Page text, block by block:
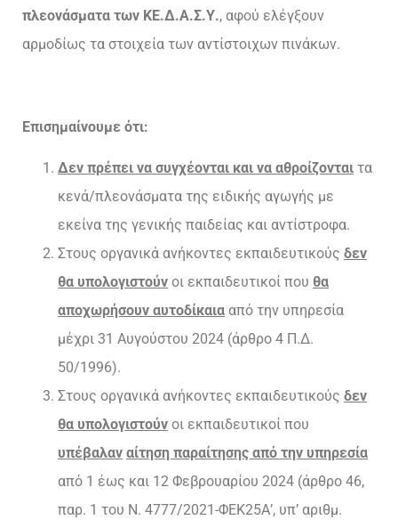
πλεονάσματα των ΚΕ.Δ.Α.Σ.Υ., αφού ελέγξουν
αρμοδίως τα στοιχεία των αντίστοιχων πινάκων.
Επισημαίνουμε ότι:
Δεν πρέπει να συγχέονται και να αθροίζονται τα
κενά/πλεονάσματα της ειδικής αγωγής με
εκείνα της γενικής παιδείας και αντίστροφα.
Στους οργανικά ανήκοντες εκπαιδευτικούς δεν
θα υπολογιστούν οι εκπαιδευτικοί που θα
αποχωρήσουν αυτοδίκαια από την υπηρεσία
μέχρι 31 Αυγούστου 2024 (άρθρο 4 Π.Δ.
50/1996).
Στους οργανικά ανήκοντες εκπαιδευτικούς δεν
θα υπολογιστούν οι εκπαιδευτικοί που
υπέβαλαν αίτηση παραίτησης από την υπηρεσία
από 1 έως και 12 Φεβρουαρίου 2024 (άρθρο 46,
παρ. 1 του Ν. 4777/2021-ΦΕΚ25Α’, υπ’ αριθμ.